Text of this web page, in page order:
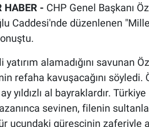
HABER - CHP Genel Başkanı
Caddesi'nde düzenlenen
yatırım alamadığını savunan
refaha kavuşacağını söyledi.
yıldızlı al bayraklardır.
sevinen, filenin
ucundaki güreşçinin zaferiyle